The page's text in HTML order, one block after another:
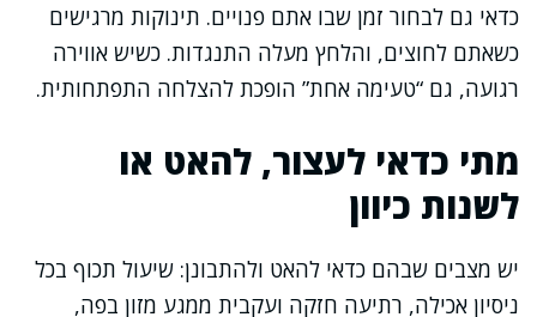
כדאי גם לבחור זמן שבו אתם פנויים. תינוקות מרגישים
כשאתם לחוצים, והלחץ מעלה התנגדות. כשיש אווירה
רגועה, גם “טעימה אחת” הופכת להצלחה התפתחותית.
מתי כדאי לעצור, להאט או
לשנות כיוון
יש מצבים שבהם כדאי להאט ולהתבונן: שיעול תכוף בכל
ניסיון אכילה, רתיעה חזקה ועקבית ממגע מזון בפה,